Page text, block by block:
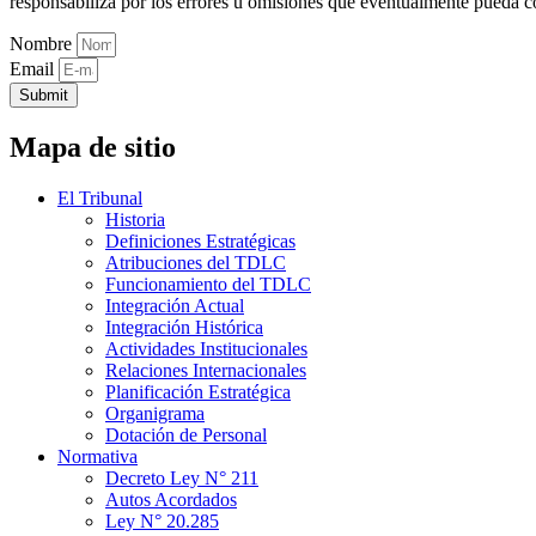
Nombre
Email
Submit
Mapa de sitio
El Tribunal
Historia
Definiciones Estratégicas
Atribuciones del TDLC
Funcionamiento del TDLC
Integración Actual
Integración Histórica
Actividades Institucionales
Relaciones Internacionales
Planificación Estratégica
Organigrama
Dotación de Personal
Normativa
Decreto Ley N° 211
Autos Acordados
Ley N° 20.285